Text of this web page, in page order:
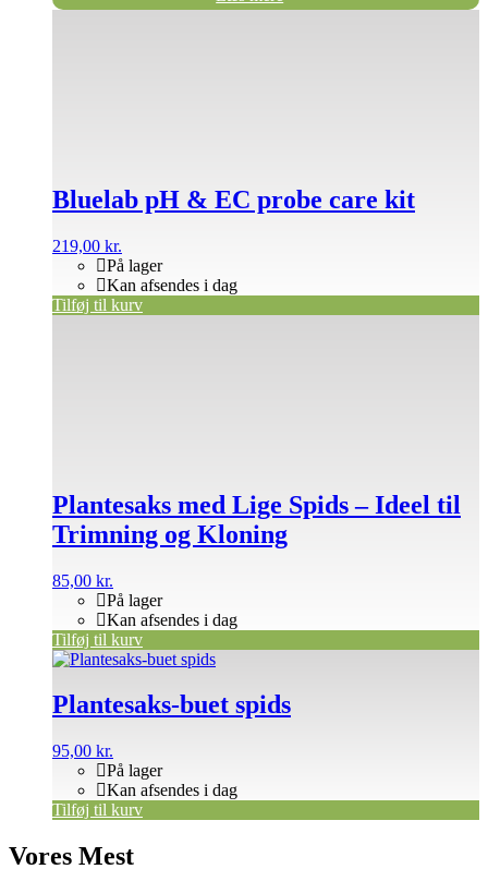
Bluelab pH & EC probe care kit
219,00 kr.
På lager
Kan afsendes i dag
Tilføj til kurv
Plantesaks med Lige Spids – Ideel til
Trimning og Kloning
85,00 kr.
På lager
Kan afsendes i dag
Tilføj til kurv
Plantesaks-buet spids
95,00 kr.
På lager
Kan afsendes i dag
Tilføj til kurv
Vores Mest